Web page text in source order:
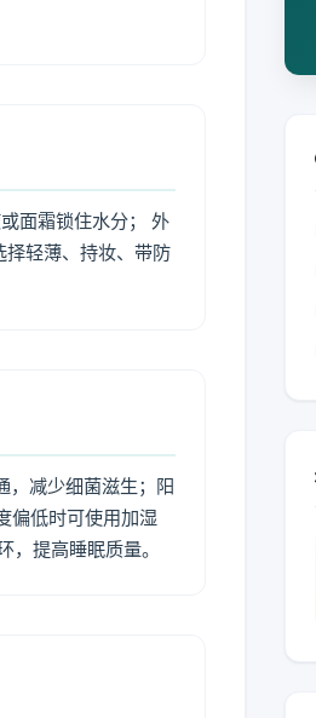
面霜锁住水分； 外
轻薄、持妆、带防
，减少细菌滋生；阳
偏低时可使用加湿
提高睡眠质量。